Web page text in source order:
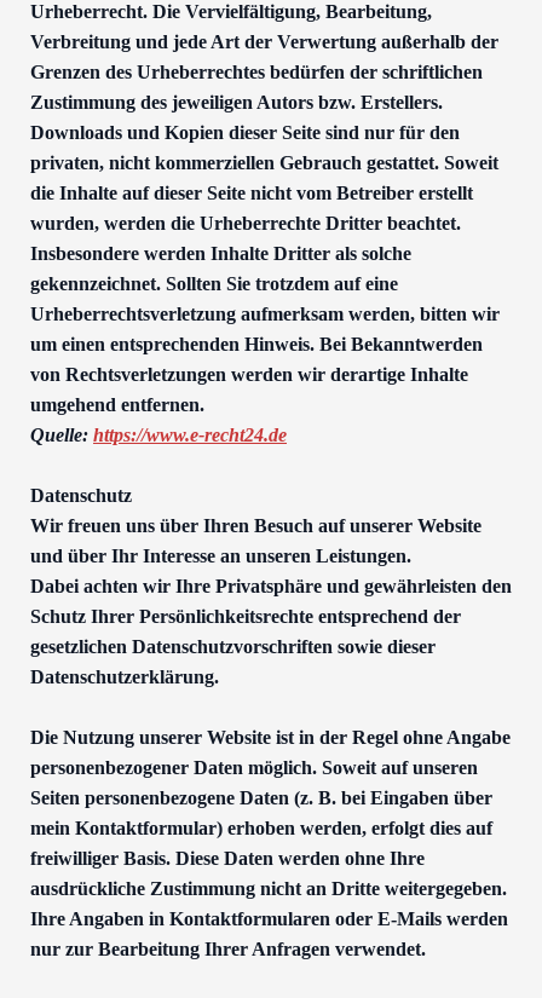
Urheberrecht. Die Vervielfältigung, Bearbeitung,
Verbreitung und jede Art der Verwertung außerhalb der
Grenzen des Urheberrechtes bedürfen der schriftlichen
Zustimmung des jeweiligen Autors bzw. Erstellers.
Downloads und Kopien dieser Seite sind nur für den
privaten, nicht kommerziellen Gebrauch gestattet. Soweit
die Inhalte auf dieser Seite nicht vom Betreiber erstellt
wurden, werden die Urheberrechte Dritter beachtet.
Insbesondere werden Inhalte Dritter als solche
gekennzeichnet. Sollten Sie trotzdem auf eine
Urheberrechtsverletzung aufmerksam werden, bitten wir
um einen entsprechenden Hinweis. Bei Bekanntwerden
von Rechtsverletzungen werden wir derartige Inhalte
umgehend entfernen.
Quelle: https://www.e-recht24.de
Datenschutz
Wir freuen uns über Ihren Besuch auf unserer Website
und über Ihr Interesse an unseren Leistungen.
Dabei achten wir Ihre Privatsphäre und gewährleisten den
Schutz Ihrer Persönlichkeitsrechte entsprechend der
gesetzlichen Datenschutzvorschriften sowie dieser
Datenschutzerklärung.
Die Nutzung unserer Website ist in der Regel ohne Angabe
personenbezogener Daten möglich. Soweit auf unseren
Seiten personenbezogene Daten (z. B. bei Eingaben über
mein Kontaktformular) erhoben werden, erfolgt dies auf
freiwilliger Basis. Diese Daten werden ohne Ihre
ausdrückliche Zustimmung nicht an Dritte weitergegeben.
Ihre Angaben in Kontaktformularen oder E-Mails werden
nur zur Bearbeitung Ihrer Anfragen verwendet.